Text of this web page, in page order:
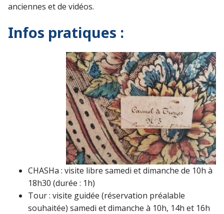
anciennes et de vidéos.
Infos pratiques :
CHASHa : visite libre samedi et dimanche de 10h à
18h30 (durée : 1h)
Tour : visite guidée (réservation préalable
souhaitée) samedi et dimanche à 10h, 14h et 16h